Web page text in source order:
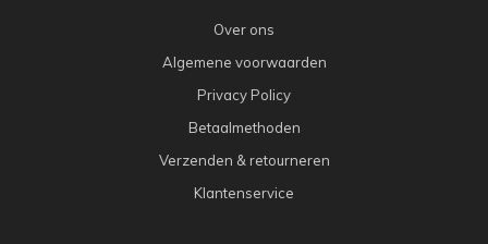
Over ons
Algemene voorwaarden
Privacy Policy
Betaalmethoden
Verzenden & retourneren
Klantenservice